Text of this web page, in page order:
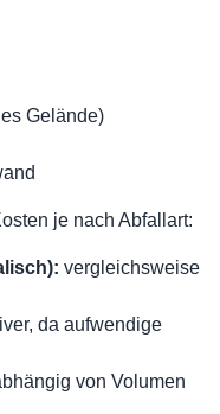
Gelände)
je nach Abfallart:
vergleichsweise
da aufwendige
von Volumen